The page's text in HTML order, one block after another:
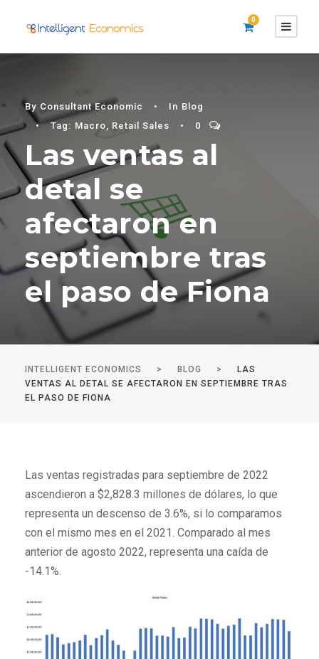
0
By Consultant Economic • In Blog
•
Tag: Macro, Retail Sales • 0
Las ventas al
detal se
afectaron en
septiembre tras
el paso de Fiona
INTELLIGENT ECONOMICS > BLOG >
LAS
VENTAS AL DETAL SE AFECTARON EN SEPTIEMBRE TRAS
EL PASO DE FIONA
Las ventas registradas para septiembre de 2022
ascendieron a $2,828.3 millones de dólares, lo que
representa un descenso de 3.6%, si lo comparamos
con el mismo mes en el 2021. Comparado al mes
anterior de agosto 2022, representa una caída de
-14.1%.